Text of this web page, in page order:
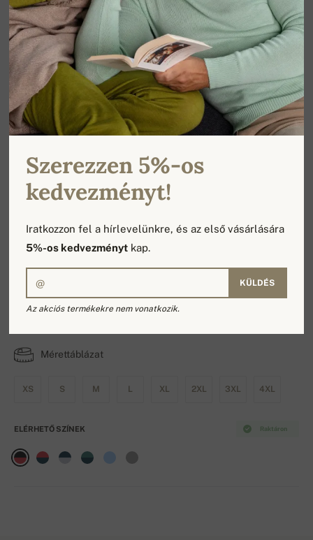
Maxime
Mérettáblázat
XS S M L XL 2XL 3XL 4XL
Raktáron
ELÉRHETŐ SZÍNEK
Szerezzen 5%-os
kedvezményt!
Iratkozzon fel a hírlevelünkre, és az első vásárlására
5%-os kedvezményt kap.
KÜLDÉS
Az akciós termékekre nem vonatkozik.